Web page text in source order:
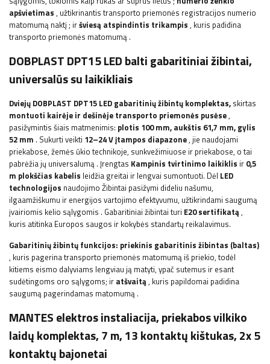
apšvietimas , užtikrinantis transporto priemonės registracijos numerio
matomumą naktį ; iršviesą atspindintis trikampis , kuris padidina
transporto priemonės matomumą .
DOBPLAST DPT15 LED balti gabaritiniai žibintai,
universalūs su laikikliais
Dviejų DOBPLAST DPT15 LED gabaritinių žibintų komplektas, skirtas
montuoti kairėje ir dešinėje transporto priemonės pusėse,
pasižymintis šiais matmenimis: plotis 100 mm, aukštis 61,7 mm, gylis
52 mm . Sukurti veikti 12–24 V įtampos diapazone, jie naudojami
priekabose, žemės ūkio technikoje, sunkvežimiuose ir priekabose, o tai
pabrėžia jų universalumą . Įrengtas Kampinis tvirtinimo laikiklis ir 0,5
m plokščias kabelis leidžia greitai ir lengvai sumontuoti. Dėl LED
technologijos naudojimo Žibintai pasižymi dideliu našumu,
ilgaamžiškumu ir energijos vartojimo efektyvumu, užtikrindami saugumą
įvairiomis kelio sąlygomis . Gabaritiniai žibintai turi E20 sertifikatą,
kuris atitinka Europos saugos ir kokybės standartų reikalavimus.
Gabaritinių žibintų funkcijos: priekinis gabaritinis žibintas (baltas)
, kuris pagerina transporto priemonės matomumą iš priekio, todėl
kitiems eismo dalyviams lengviau ją matyti, ypač sutemus ir esant
sudėtingoms oro sąlygoms; ir atšvaitą, kuris papildomai padidina
saugumą pagerindamas matomumą .
MANTES elektros instaliacija, priekabos vilkiko
laidų komplektas, 7 m, 13 kontaktų kištukas, 2x 5
kontaktų bajonetai